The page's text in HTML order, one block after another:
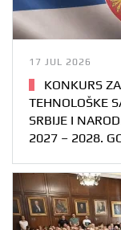
17 JUL 2026
KONKURS
TEHNOLOŠKE
SRBIJE I
2027 – 2028.